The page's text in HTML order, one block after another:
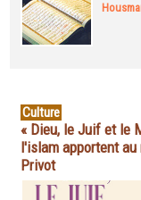
Culture
« Dieu, le Juif et le
l'islam apportent
Privot